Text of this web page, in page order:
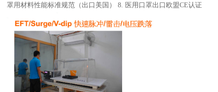
罩用材料性能标准规范（出口美国） 8. 医用口罩出口欧盟CE认证